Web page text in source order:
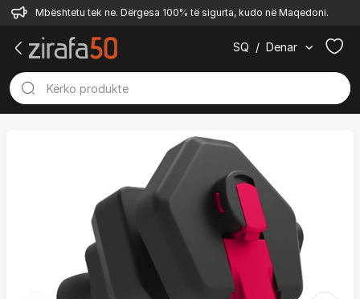
Mbështetu tek ne. Dërgesa 100% të sigurta, kudo në Maqedoni.
SQ / Denar